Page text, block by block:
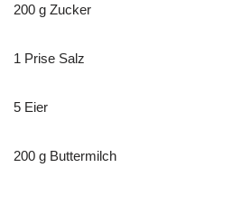
200 g Zucker
1 Prise Salz
5 Eier
200 g Buttermilch